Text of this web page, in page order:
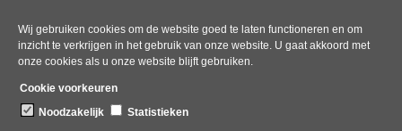
Wij gebruiken cookies om de website goed te laten functioneren en om
inzicht te verkrijgen in het gebruik van onze website. U gaat akkoord met
onze cookies als u onze website blijft gebruiken.
Cookie voorkeuren
Noodzakelijk
Statistieken
Deel deze pagina